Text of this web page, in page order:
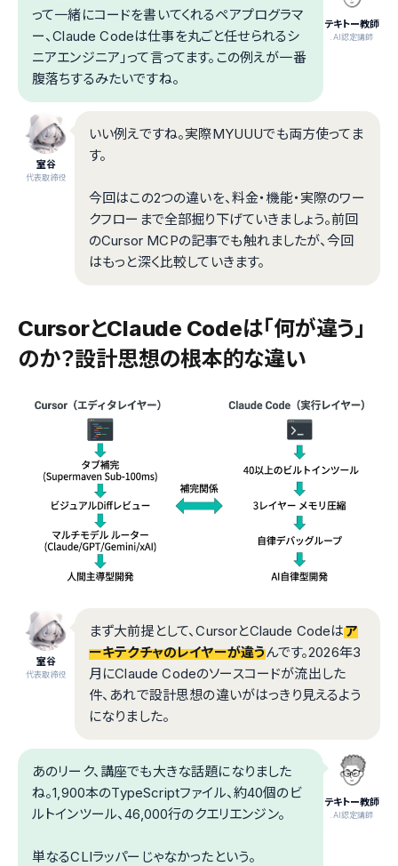
テキトー教師
.AI認定講師
って一緒にコードを書いてくれるペアプログラマ
ー、Claude Codeは仕事を丸ごと任せられるシ
ニアエンジニア」って言ってます。この例えが一番
腹落ちするみたいですね。
室谷
代表取締役
いい例えですね。実際MYUUUでも両方使ってま
す。
今回はこの2つの違いを、料金・機能・実際のワー
クフローまで全部掘り下げていきましょう。前回
のCursor MCPの記事でも触れましたが、今回
はもっと深く比較していきます。
CursorとClaude Codeは「何が違う」
のか？設計思想の根本的な違い
室谷
代表取締役
まず大前提として、CursorとClaude Codeはア
ーキテクチャのレイヤーが違うんです。2026年3
月にClaude Codeのソースコードが流出した
件、あれで設計思想の違いがはっきり見えるよう
になりました。
テキトー教師
.AI認定講師
あのリーク、講座でも大きな話題になりました
ね。1,900本のTypeScriptファイル、約40個のビ
ルトインツール、46,000行のクエリエンジン。
単なるCLIラッパーじゃなかったという。